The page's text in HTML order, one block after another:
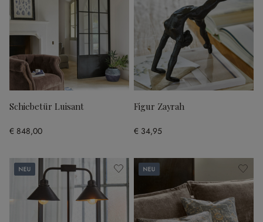
Schiebetür Luisant
€ 848,00
Figur Zayrah
€ 34,95
Neu Neu